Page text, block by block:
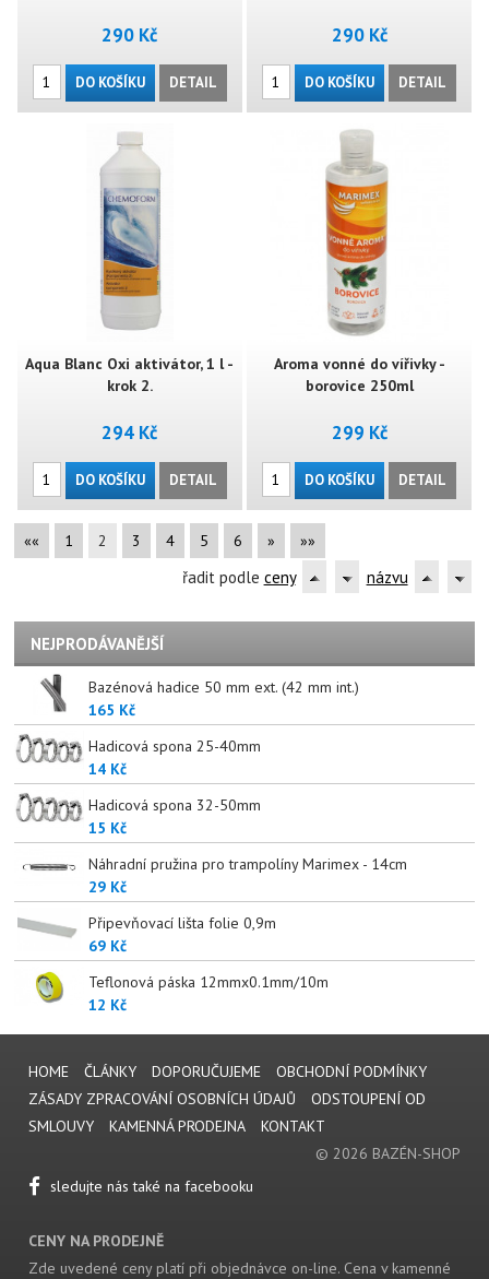
290 Kč
DO KOŠÍKU DETAIL
290 Kč
DO KOŠÍKU DETAIL
Aqua Blanc Oxi aktivátor, 1 l -
krok 2.
294 Kč
DO KOŠÍKU DETAIL
Aroma vonné do vířivky -
borovice 250ml
299 Kč
DO KOŠÍKU DETAIL
«« 1 2 3 4 5 6 » »»
řadit podle ceny názvu
NEJPRODÁVANĚJŠÍ
Bazénová hadice 50 mm ext. (42 mm int.)
165 Kč
Hadicová spona 25-40mm
14 Kč
Hadicová spona 32-50mm
15 Kč
Náhradní pružina pro trampolíny Marimex - 14cm
29 Kč
Připevňovací lišta folie 0,9m
69 Kč
Teflonová páska 12mmx0.1mm/10m
12 Kč
HOME ČLÁNKY DOPORUČUJEME
OBCHODNÍ PODMÍNKY
ZÁSADY ZPRACOVÁNÍ OSOBNÍCH ÚDAJŮ
ODSTOUPENÍ OD
SMLOUVY
KAMENNÁ PRODEJNA
KONTAKT
© 2026 BAZÉN-SHOP
sledujte nás také na facebooku
CENY NA PRODEJNĚ
Zde uvedené ceny platí při objednávce on-line. Cena v kamenné